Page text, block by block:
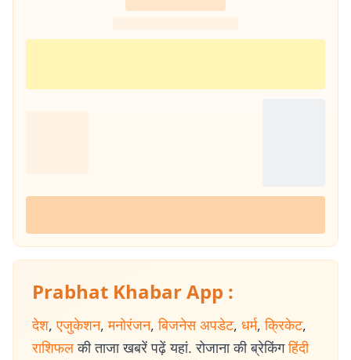
Prabhat Khabar App :
देश, एजुकेशन, मनोरंजन, बिजनेस अपडेट, धर्म, क्रिकेट,
राशिफल की ताजा खबरें पढ़ें यहां. रोजाना की ब्रेकिंग हिंदी